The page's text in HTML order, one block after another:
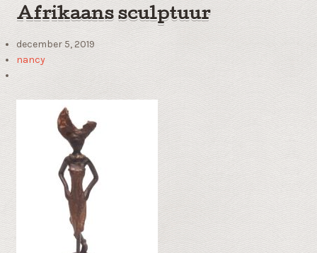
Afrikaans sculptuur
december 5, 2019
nancy